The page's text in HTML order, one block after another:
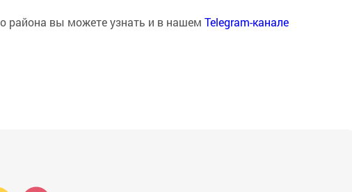
района вы можете узнать и в нашем Telegram-канале